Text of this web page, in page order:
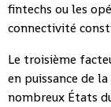
fintechs ou les
connectivité
Le troisième
en puissance de
nombreux États